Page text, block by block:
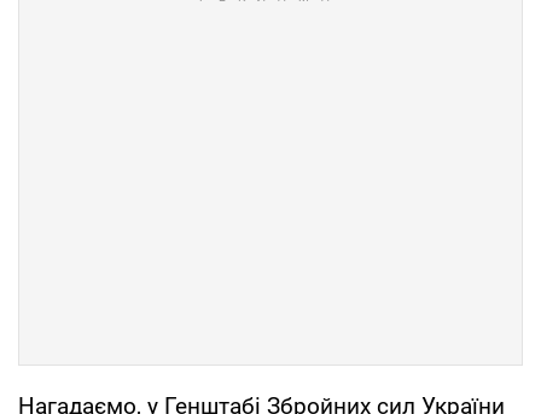
Нагадаємо, у Генштабі Збройних сил України